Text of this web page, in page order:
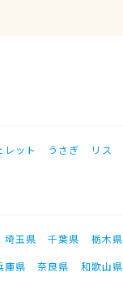
レット うさぎ リス
埼玉県 千葉県 栃木県
庫県 奈良県 和歌山県